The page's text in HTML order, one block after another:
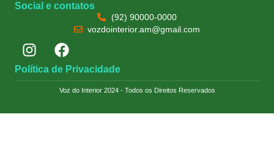
Social e contatos
(92) 90000-0000
vozdointerior.am@gmail.com
Política de Privacidade
Voz do Interior 2024 - Todos os Direitos Reservados